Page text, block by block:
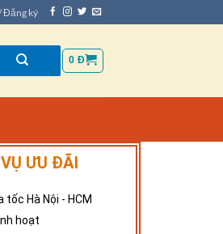
Đăng ký
0 Đ
ƯU ĐÃI
tốc Hà Nội - HCM
hoạt